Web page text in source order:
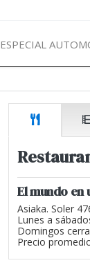
ESPECIAL
El mundo en
Asiaka. Soler
Lunes a
Domingos
Precio